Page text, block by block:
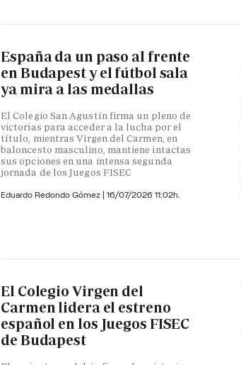
España da un paso al frente
en Budapest y el fútbol sala
ya mira a las medallas
El Colegio San Agustín firma un pleno de
victorias para acceder a la lucha por el
título, mientras Virgen del Carmen, en
baloncesto masculino, mantiene intactas
sus opciones en una intensa segunda
jornada de los Juegos FISEC
Eduardo Redondo Gómez | 16/07/2026 11:02h.
El Colegio Virgen del
Carmen lidera el estreno
español en los Juegos FISEC
de Budapest